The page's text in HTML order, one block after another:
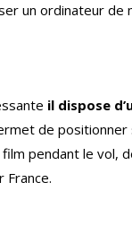
un ordinateur de
il dispose
de positionner
pendant le vol,
France.